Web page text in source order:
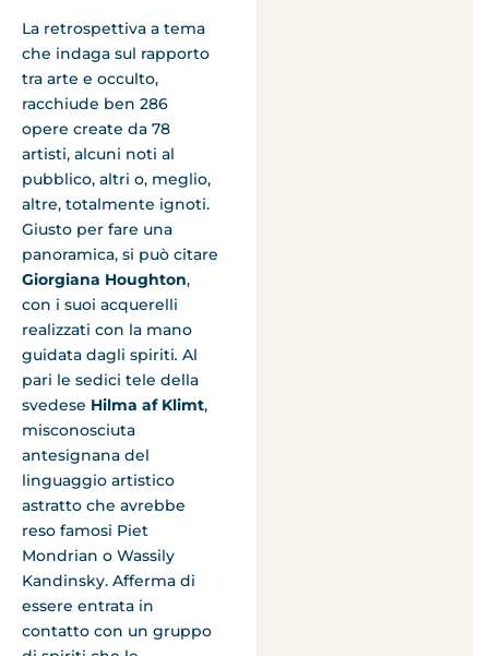
La retrospettiva a tema
che indaga sul rapporto
tra arte e occulto,
racchiude ben 286
opere create da 78
artisti, alcuni noti al
pubblico, altri o, meglio,
altre, totalmente ignoti.
Giusto per fare una
panoramica, si può citare
Giorgiana Houghton,
con i suoi acquerelli
realizzati con la mano
guidata dagli spiriti. Al
pari le sedici tele della
svedese Hilma af Klimt,
misconosciuta
antesignana del
linguaggio artistico
astratto che avrebbe
reso famosi Piet
Mondrian o Wassily
Kandinsky. Afferma di
essere entrata in
contatto con un gruppo